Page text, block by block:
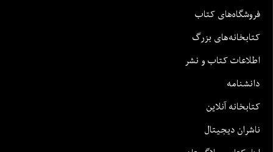
فروشگاه‌های کتاب
کتابخانه‌های بزرگ
اطلاعات کتاب و نشر
دانشنامه
کتابخانه آنلاین
ناشران دیجیتال